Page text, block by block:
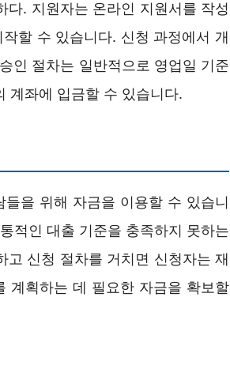
다. 지원자는 온라인 지원서를 작성
할 수 있습니다. 신청 과정에서 개
인 절차는 일반적으로 영업일 기준
계좌에 입금할 수 있습니다.
을 위해 자금을 이용할 수 있습니
적인 대출 기준을 충족하지 못하는
고 신청 절차를 거치면 신청자는 재
계획하는 데 필요한 자금을 확보할